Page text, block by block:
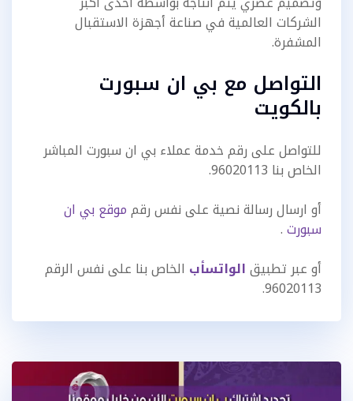
الشركات العالمية في صناعة أجهزة الاستقبال
المشفرة.
التواصل مع بي ان سبورت
بالكويت
للتواصل على رقم خدمة عملاء بي ان سبورت المباشر
الخاص بنا 96020113.
أو ارسال رسالة نصية على نفس رقمموقع بي ان
سبورت.
أو عبر تطبيقالواتسأب الخاص بنا على نفس الرقم
96020113.